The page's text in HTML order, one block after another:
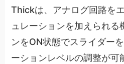
Thickは、アナログ回路を
ュレーションを加えられ
ンをON状態でスライダー
ーションレベルの調整が可